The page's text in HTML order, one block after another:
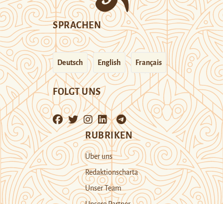
SPRACHEN
Deutsch English Français
FOLGT UNS
RUBRIKEN
Über uns
Redaktionscharta
Unser Team